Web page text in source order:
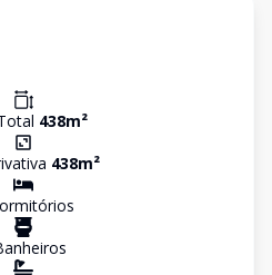
438m²
438m²
s
s